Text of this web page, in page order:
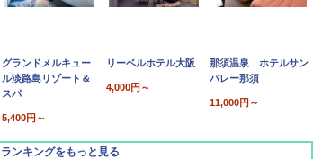
グランドメルキュー
ル淡路島リゾート＆
スパ
5,400円～
リーベルホテル大阪
4,000円～
那須温泉 ホテルサン
バレー那須
11,000円～
ランキングをもっと見る